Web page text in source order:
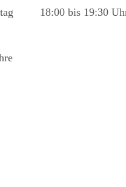
18:00 bis 19:30